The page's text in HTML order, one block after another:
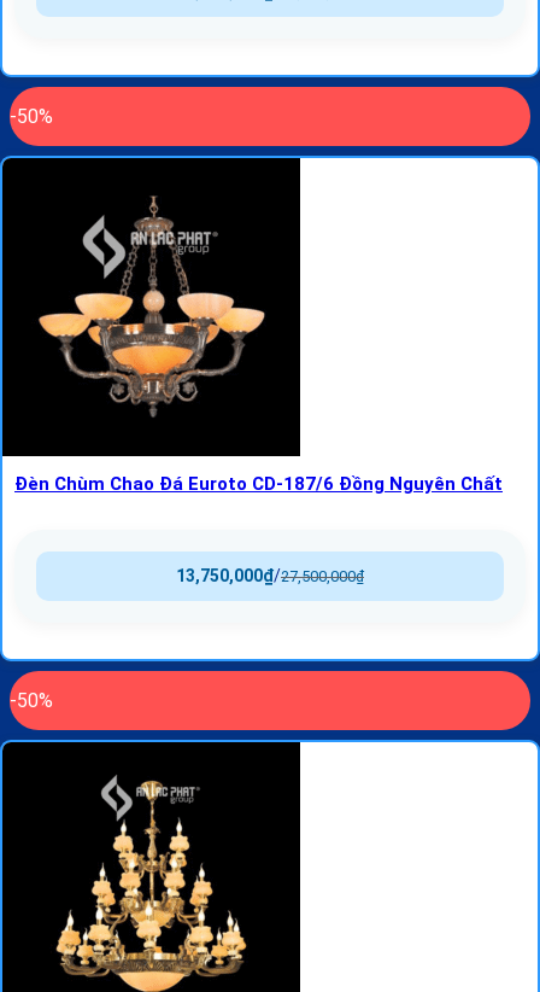
-50%
Đèn Chùm Chao Đá Euroto CD-187/6 Đồng Nguyên Chất
27,500,000₫
/
13,750,000₫
-50%